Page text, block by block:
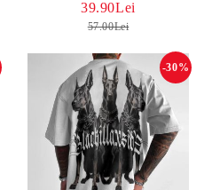
39.90Lei
57.00Lei
-30%